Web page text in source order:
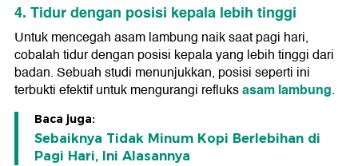
4. Tidur dengan posisi kepala lebih tinggi
Untuk mencegah asam lambung naik saat pagi hari,
cobalah tidur dengan posisi kepala yang lebih tinggi dari
badan. Sebuah studi menunjukkan, posisi seperti ini
terbukti efektif untuk mengurangi refluksasam lambung.
Baca juga:
Sebaiknya Tidak Minum Kopi Berlebihan di
Pagi Hari, Ini Alasannya